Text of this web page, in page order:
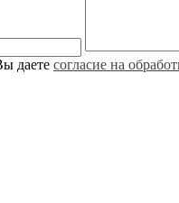
даете согласие на